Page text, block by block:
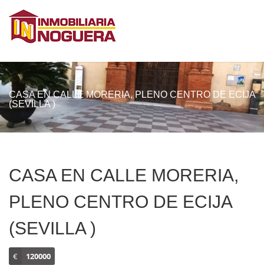
CASA EN CALLE MORERIA, PLENO CENTRO DE ECIJA
(SEVILLA )
CASA EN CALLE MORERIA,
PLENO CENTRO DE ECIJA
(SEVILLA )
€ 120000